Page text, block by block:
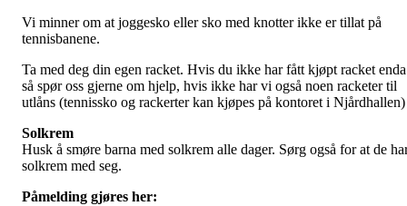
Vi minner om at joggesko eller sko med knotter ikke er tillat på
tennisbanene.
Ta med deg din egen racket. Hvis du ikke har fått kjøpt racket enda
så spør oss gjerne om hjelp, hvis ikke har vi også noen racketer til
utlåns (tennissko og rackerter kan kjøpes på kontoret i Njårdhallen)
Solkrem
Husk å smøre barna med solkrem alle dager. Sørg også for at de
solkrem med seg.
Påmelding gjøres her: